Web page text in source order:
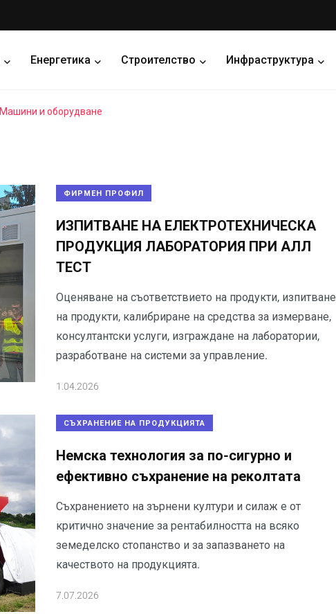
Енергетика Строителство Инфраструктура
Машини и оборудване
ФИРМЕН ПРОФИЛ
ИЗПИТВАНЕ НА ЕЛЕКТРОТЕХНИЧЕСКА
ПРОДУКЦИЯ ЛАБОРАТОРИЯ ПРИ АЛЛ
ТЕСТ
Оценяване на съответствието на продукти, изпитване
на продукти, калибриране на средства за измерване,
консултантски услуги, изграждане на лаборатории,
разработване на системи за управление.
1.04.2026
СЪХРАНЕНИЕ НА ПРОДУКЦИЯТА
Немска технология за по-сигурно и
ефективно съхранение на реколтата
Съхранението на зърнени култури и силаж е от
критично значение за рентабилността на всяко
земеделско стопанство и за запазването на
качеството на продукцията.
7.07.2026